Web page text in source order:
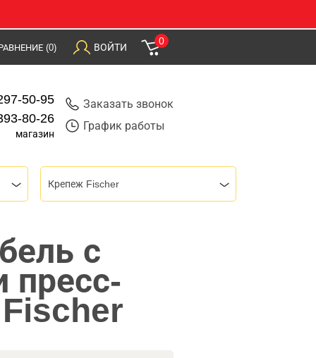
(0) ВОЙТИ
0
50-95
80-26
магазин
Заказать звонок
График работы
Крепеж Fischer
с
пресс-